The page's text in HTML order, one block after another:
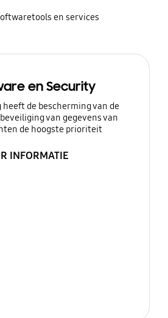
en services
en Security
heeft de bescherming van de
van gegevens van
de hoogste prioriteit
INFORMATIE